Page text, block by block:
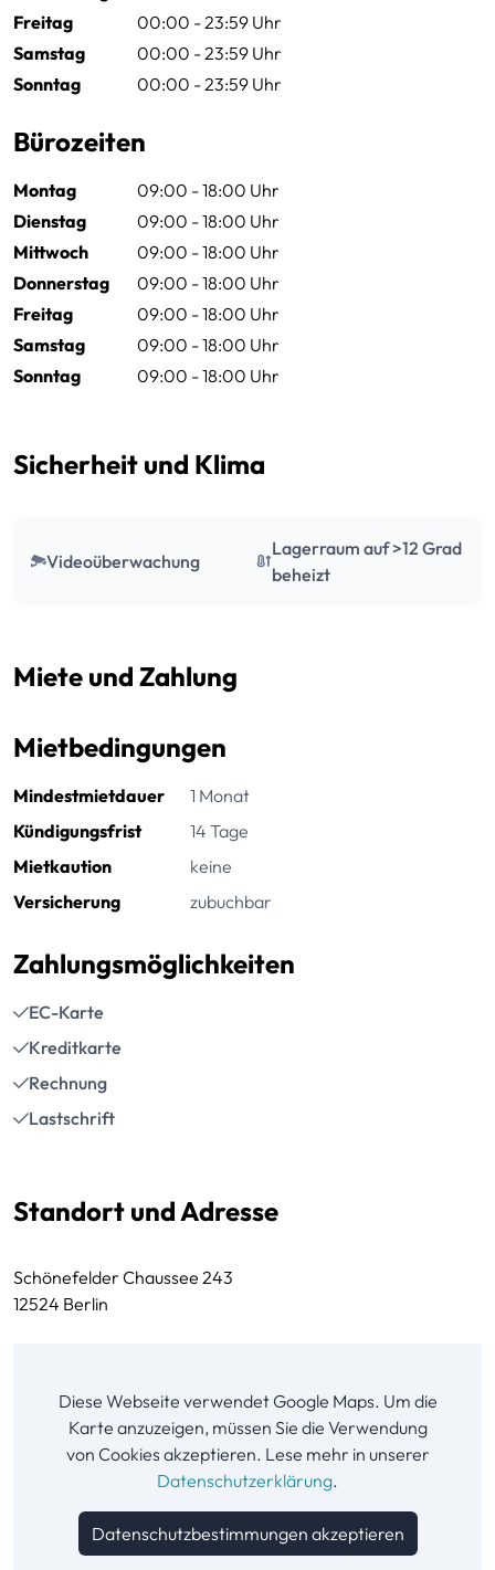
Freitag
00:00 - 23:59 Uhr
Samstag
00:00 - 23:59 Uhr
Sonntag
00:00 - 23:59 Uhr
Bürozeiten
Montag
09:00 - 18:00 Uhr
Dienstag
09:00 - 18:00 Uhr
Mittwoch
09:00 - 18:00 Uhr
Donnerstag
09:00 - 18:00 Uhr
Freitag
09:00 - 18:00 Uhr
Samstag
09:00 - 18:00 Uhr
Sonntag
09:00 - 18:00 Uhr
Sicherheit und Klima
Videoüberwachung
Lagerraum auf >12 Grad
beheizt
Miete und Zahlung
Mietbedingungen
Mindestmietdauer
1 Monat
Kündigungsfrist
14 Tage
Mietkaution
keine
Versicherung
zubuchbar
Zahlungsmöglichkeiten
EC-Karte
Kreditkarte
Rechnung
Lastschrift
Standort und Adresse
Schönefelder Chaussee 243
12524 Berlin
Diese Webseite verwendet Google Maps. Um die
Karte anzuzeigen, müssen Sie die Verwendung
von Cookies akzeptieren. Lese mehr in unserer
Datenschutzerklärung.
Datenschutzbestimmungen akzeptieren